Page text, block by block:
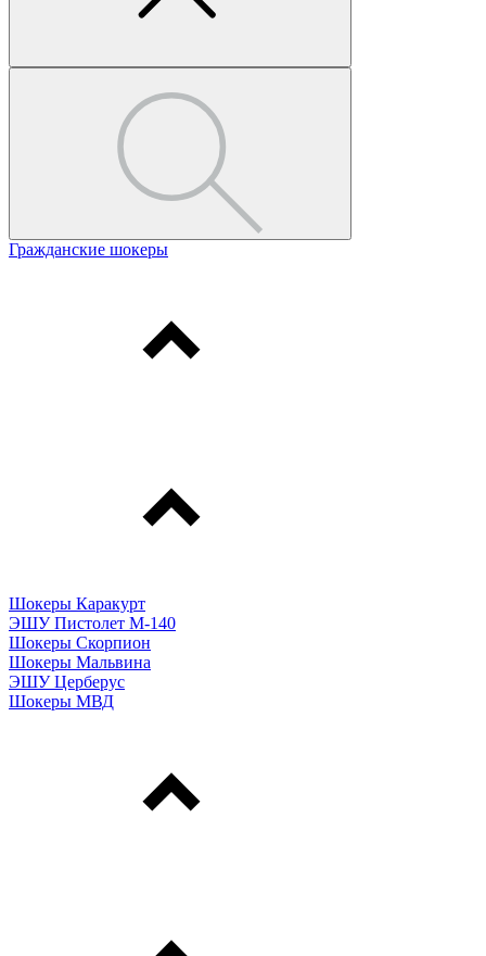
Гражданские шокеры
Шокеры Каракурт
ЭШУ Пистолет М-140
Шокеры Скорпион
Шокеры Мальвина
ЭШУ Церберус
Шокеры МВД